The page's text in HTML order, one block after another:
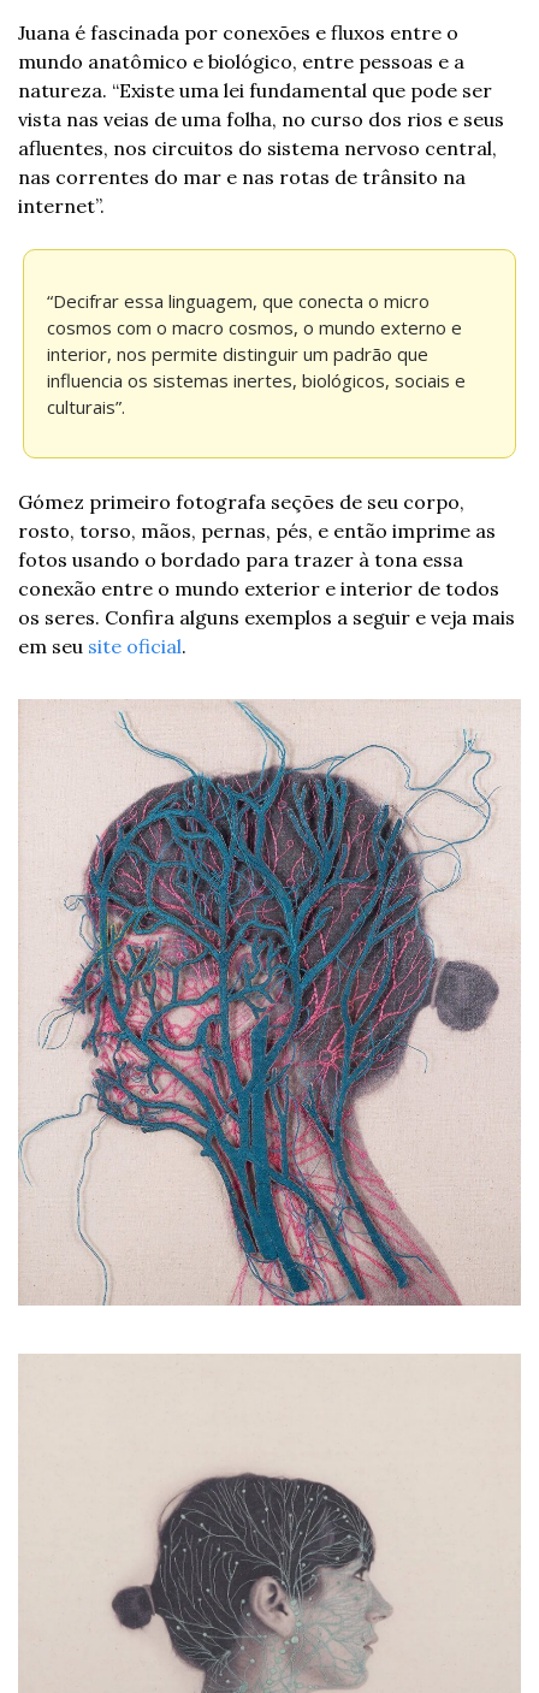
Juana é fascinada por conexões e fluxos entre o
mundo anatômico e biológico, entre pessoas e a
natureza. “Existe uma lei fundamental que pode ser
vista nas veias de uma folha, no curso dos rios e seus
afluentes, nos circuitos do sistema nervoso central,
nas correntes do mar e nas rotas de trânsito na
internet”.
“Decifrar essa linguagem, que conecta o micro
cosmos com o macro cosmos, o mundo externo e
interior, nos permite distinguir um padrão que
influencia os sistemas inertes, biológicos, sociais e
culturais”.
Gómez primeiro fotografa seções de seu corpo,
rosto, torso, mãos, pernas, pés, e então imprime as
fotos usando o bordado para trazer à tona essa
conexão entre o mundo exterior e interior de todos
os seres. Confira alguns exemplos a seguir e veja mais
em seu site oficial.